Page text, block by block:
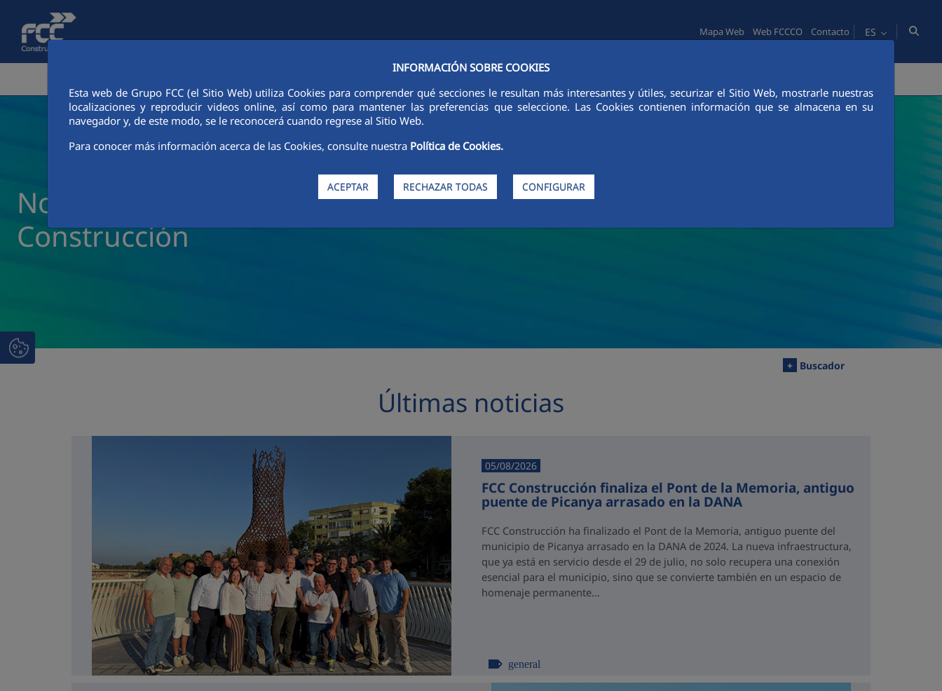
Saltar al contenido principal
INFORMACIÓN SOBRE COOKIES
Esta web de Grupo FCC (el Sitio Web) utiliza Cookies para comprender qué secciones le resultan más interesantes y útiles, securizar el Sitio Web, mostrarle nuestras
localizaciones y reproducir videos online, así como para mantener las preferencias que seleccione. Las Cookies contienen información que se almacena en su
navegador y, de este modo, se le reconocerá cuando regrese al Sitio Web.
Para conocer más información acerca de las Cookies, consulte nuestra Política de Cookies.
ACEPTAR RECHAZAR TODAS CONFIGURAR
Mapa Web Web FCCCO Contacto ES
Noticias y actualidad de FCC
Construcción
+ Buscador
Últimas noticias
05/08/2026
FCC Construcción finaliza el Pont de la Memoria, antiguo
puente de Picanya arrasado en la DANA
FCC Construcción ha finalizado el Pont de la Memoria, antiguo puente del
municipio de Picanya arrasado en la DANA de 2024. La nueva infraestructura,
que ya está en servicio desde el 29 de julio, no solo recupera una conexión
esencial para el municipio, sino que se convierte también en un espacio de
homenaje permanente...
general